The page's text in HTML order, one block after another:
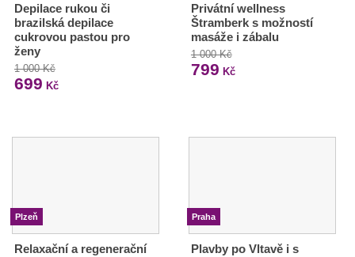
Depilace rukou či
brazilská depilace
cukrovou pastou pro
ženy
1 000 Kč
699 Kč
Privátní wellness
Štramberk s možností
masáže i zábalu
1 000 Kč
799 Kč
Plzeň
Relaxační a regenerační
Praha
Plavby po Vltavě i s